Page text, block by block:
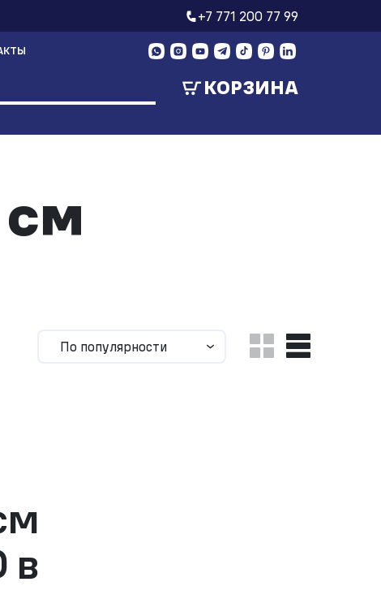
+7 771 200 77 99
КОРЗИНА
По популярности
в